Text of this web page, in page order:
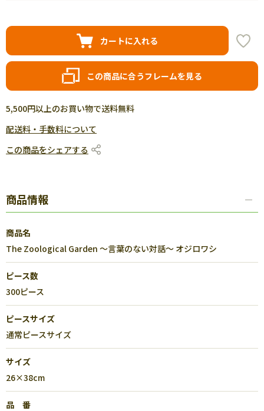
カートに入れる
この商品に合うフレームを見る
5,500円以上のお買い物で送料無料
配送料・手数料について
この商品をシェアする
商品情報
商品名
The Zoological Garden ～言葉のない対話～ オジロワシ
ピース数
300ピース
ピースサイズ
通常ピースサイズ
サイズ
26×38cm
品 番